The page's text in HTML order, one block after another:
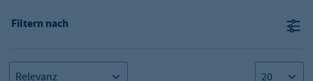
Filtern nach